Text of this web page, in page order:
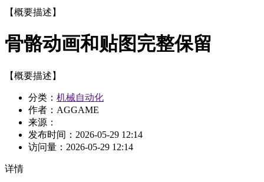
【概要描述】
骨骼动画和贴图完整保留
【概要描述】
分类： 机械自动化
作者：AGGAME
来源：
发布时间： 2026-05-29 12:14
访问量： 2026-05-29 12:14
详情